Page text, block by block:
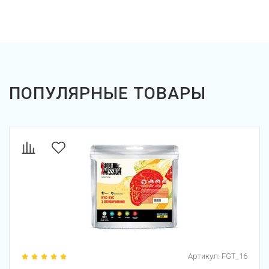
ПОПУЛЯРНЫЕ ТОВАРЫ
Артикул: FGT_16